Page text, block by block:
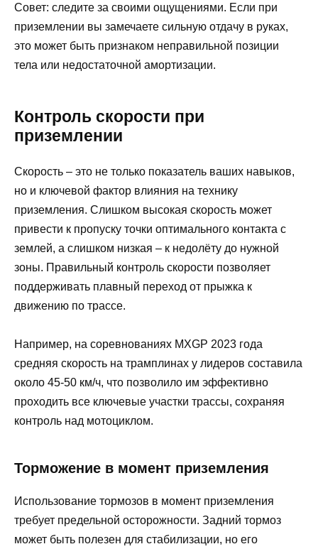
Совет: следите за своими ощущениями. Если при
приземлении вы замечаете сильную отдачу в руках,
это может быть признаком неправильной позиции
тела или недостаточной амортизации.
Контроль скорости при
приземлении
Скорость – это не только показатель ваших навыков,
но и ключевой фактор влияния на технику
приземления. Слишком высокая скорость может
привести к пропуску точки оптимального контакта с
землей, а слишком низкая – к недолёту до нужной
зоны. Правильный контроль скорости позволяет
поддерживать плавный переход от прыжка к
движению по трассе.
Например, на соревнованиях MXGP 2023 года
средняя скорость на трамплинах у лидеров составила
около 45-50 км/ч, что позволило им эффективно
проходить все ключевые участки трассы, сохраняя
контроль над мотоциклом.
Торможение в момент приземления
Использование тормозов в момент приземления
требует предельной осторожности. Задний тормоз
может быть полезен для стабилизации, но его